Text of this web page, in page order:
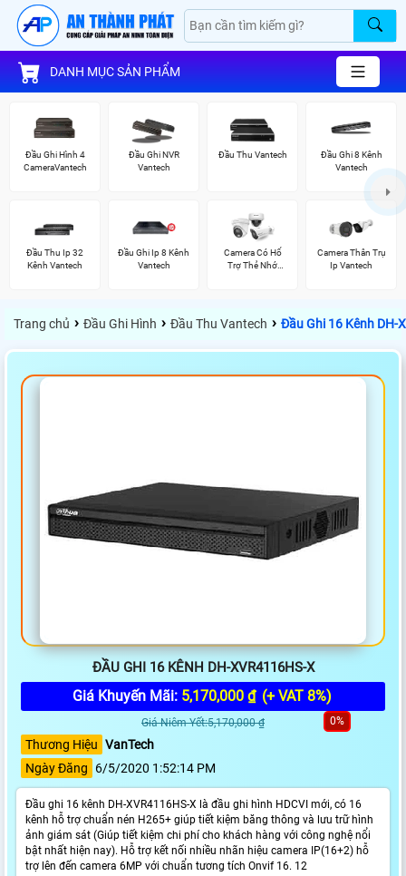
DANH MỤC SẢN PHẨM
Đầu Ghi Hình 4
CameraVantech
Đầu Ghi NVR
Vantech
Đầu Thu Vantech
Đầu Ghi 8 Kênh
Vantech
Đầu Thu Ip 32
Kênh Vantech
Đầu Ghi Ip 8 Kênh
Vantech
Camera Có Hổ
Trợ Thẻ Nhớ
Camera Thân Trụ
Ip Vantech
Trang chủ › Đầu Ghi Hình › Đầu Thu Vantech › Đầu Ghi 16 Kênh DH-
ĐẦU GHI 16 KÊNH DH-XVR4116HS-X
Giá Khuyến Mãi: 5,170,000 ₫ (+ VAT 8%)
Giá Niêm Yết:5,170,000 ₫ 0%
Thương Hiệu VanTech
Ngày Đăng
6/5/2020 1:52:14 PM
Đầu ghi 16 kênh DH-XVR4116HS-X là đầu ghi hình HDCVI mới, có 16
kênh hỗ trợ chuẩn nén H265+ giúp tiết kiệm băng thông và lưu trữ hình
ảnh giám sát (Giúp tiết kiệm chi phí cho khách hàng với công nghệ nổi
bật nhất hiện nay). Hỗ trợ kết nối nhiều nhãn hiệu camera IP(16+2) hỗ
trợ lên đến camera 6MP với chuẩn tương tích Onvif 16. 12